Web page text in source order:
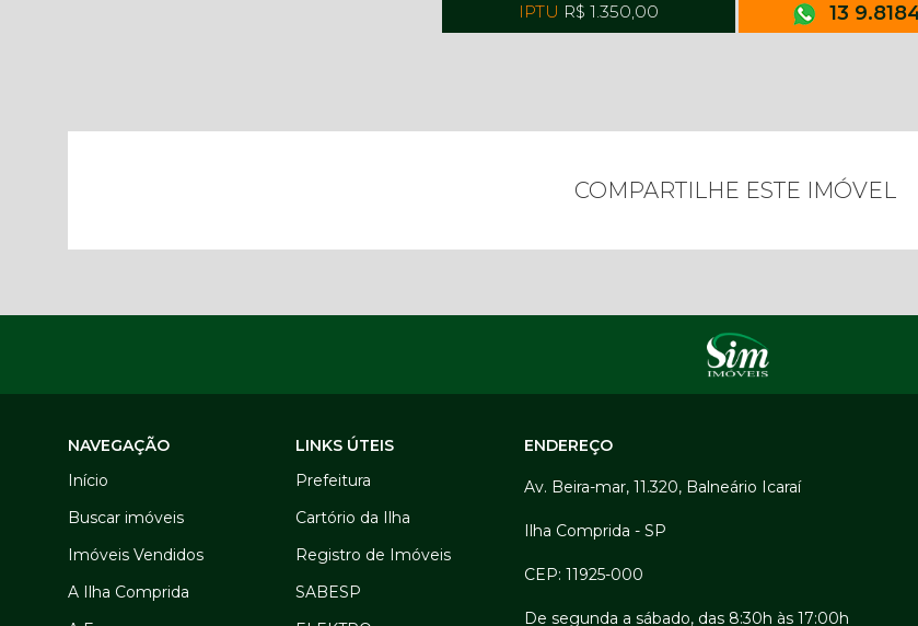
IPTU R$ 1.350,00
13
COMPARTILHE ESTE IMÓVEL
NAVEGAÇÃO
Início
Buscar imóveis
Imóveis Vendidos
A Ilha Comprida
LINKS ÚTEIS
Prefeitura
Cartório da Ilha
Registro de Imóveis
SABESP
ENDEREÇO
Av. Beira-mar, 11.320, Balneário Icaraí
Ilha Comprida - SP
CEP: 11925-000
De segunda a sábado, das 8:30h às 17:00h